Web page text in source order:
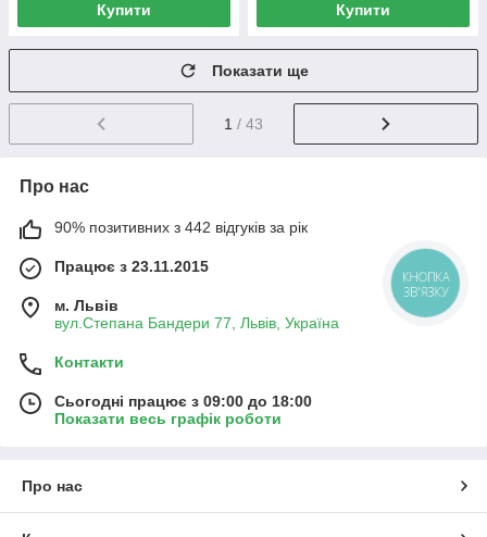
Купити Купити
Показати ще
1 / 43
Про нас
90% позитивних з 442 відгуків за рік
Працює з 23.11.2015
м. Львів
вул.Степана Бандери 77, Львів, Україна
Контакти
Сьогодні працює з 09:00 до 18:00
Показати весь графік роботи
Про нас
КНОПКА
ЗВ'ЯЗКУ